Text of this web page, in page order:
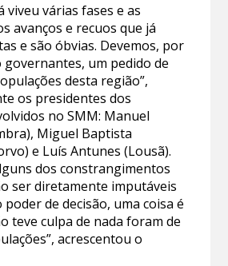
viveu várias fases e as
avanços e recuos que já
e são óbvias. Devemos, por
um pedido de
desta região”,
os presidentes dos
no SMM: Manuel
Miguel Baptista
e Luís Antunes (Lousã).
dos constrangimentos
ser diretamente imputáveis
de decisão, uma coisa é
teve culpa de nada foram de
acrescentou o